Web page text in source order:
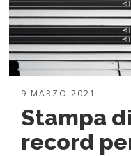
9 MARZO 2021
Stampa
record